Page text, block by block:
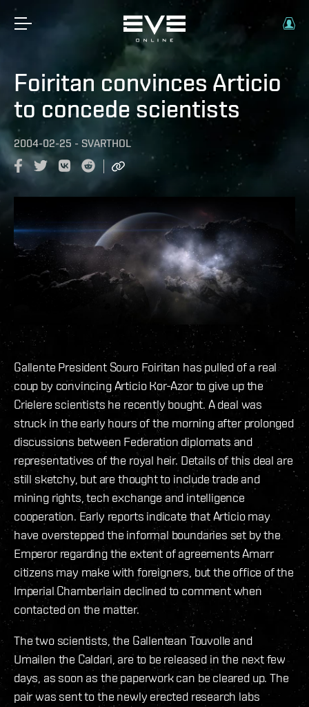
Foiritan convinces Articio
to concede scientists
2004-02-25 - SVARTHOL
Gallente President Souro Foiritan has pulled of a real
coup by convincing Articio Kor-Azor to give up the
Crielere scientists he recently bought. A deal was
struck in the early hours of the morning after prolonged
discussions between Federation diplomats and
representatives of the royal heir. Details of this deal are
still sketchy, but are thought to include trade and
mining rights, tech exchange and intelligence
cooperation. Early reports indicate that Articio may
have overstepped the informal boundaries set by the
Emperor regarding the extent of agreements Amarr
citizens may make with foreigners, but the office of the
Imperial Chamberlain declined to comment when
contacted on the matter.
The two scientists, the Gallentean Touvolle and
Umailen the Caldari, are to be released in the next few
days, as soon as the paperwork can be cleared up. The
pair was sent to the newly erected research labs